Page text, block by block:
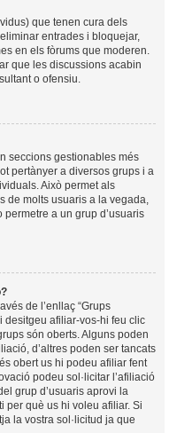
que tenen cura dels
entrades i bloquejar,
en els fòrums que moderen.
que les discussions acabin
o ofensiu.
seccions gestionables més
pertànyer a diversos grups i a
Això permet als
de molts usuaris a la vegada,
a un grup d’usuaris
de l’enllaç “Grups
desitgeu afiliar-vos-hi feu clic
són oberts. Alguns poden
d’altres poden ser tancats
obert us hi podeu afiliar fent
podeu sol·licitar l’afiliació
grup d’usuaris aprovi la
per què us hi voleu afiliar. Si
la vostra sol·licitud ja que